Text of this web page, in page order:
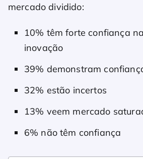
mercado dividido:
10% têm forte confiança
inovação
39% demonstram
32% estão incertos
13% veem mercado
6% não têm confiança